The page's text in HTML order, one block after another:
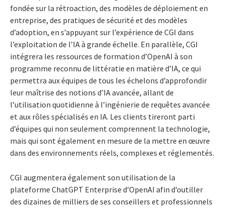
fondée sur la rétroaction, des modèles de déploiement en
entreprise, des pratiques de sécurité et des modèles
d’adoption, en s’appuyant sur l’expérience de CGI dans
l’exploitation de l’IA à grande échelle. En parallèle, CGI
intégrera les ressources de formation d’OpenAI à son
programme reconnu de littératie en matière d’IA, ce qui
permettra aux équipes de tous les échelons d’approfondir
leur maîtrise des notions d’IA avancée, allant de
l’utilisation quotidienne à l’ingénierie de requêtes avancée
et aux rôles spécialisés en IA. Les clients tireront parti
d’équipes qui non seulement comprennent la technologie,
mais qui sont également en mesure de la mettre en œuvre
dans des environnements réels, complexes et réglementés.
CGI augmentera également son utilisation de la
plateforme ChatGPT Enterprise d’OpenAI afin d’outiller
des dizaines de milliers de ses conseillers et professionnels